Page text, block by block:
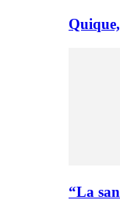
“La